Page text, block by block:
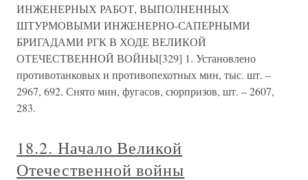
ИНЖЕНЕРНЫХ РАБОТ, ВЫПОЛНЕННЫХ
ШТУРМОВЫМИ ИНЖЕНЕРНО-САПЕРНЫМИ
БРИГАДАМИ РГК В ХОДЕ ВЕЛИКОЙ
ОТЕЧЕСТВЕННОЙ ВОЙНЫ[329] 1. Установлено
противотанковых и противопехотных мин, тыс. шт. –
2967, 692. Снято мин, фугасов, сюрпризов, шт. – 2607,
283.
18.2. Начало Великой
Отечественной войны